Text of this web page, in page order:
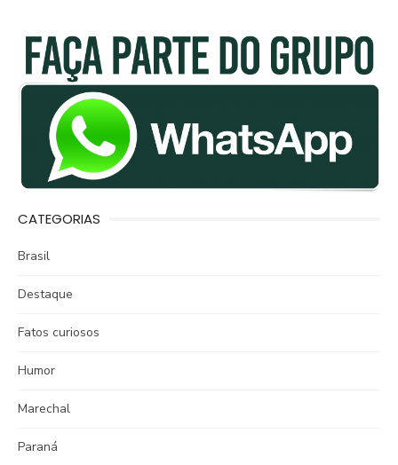
CATEGORIAS
Brasil
Destaque
Fatos curiosos
Humor
Marechal
Paraná